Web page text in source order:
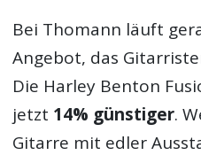
Bei Thomann läuft
Angebot, das
Die Harley Benton
jetzt 14% günstiger.
Gitarre mit edler